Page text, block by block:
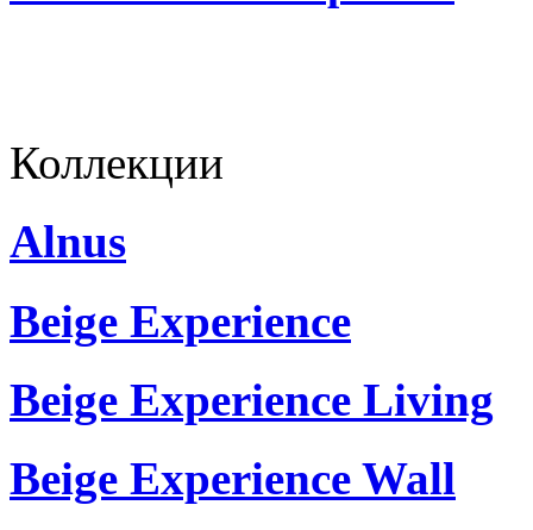
Коллекции
Alnus
Beige Experience
Beige Experience Living
Beige Experience Wall